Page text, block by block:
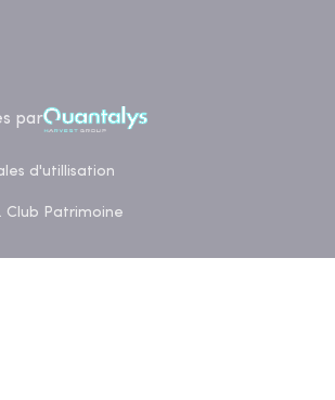
par
d'utillisation
Club Patrimoine